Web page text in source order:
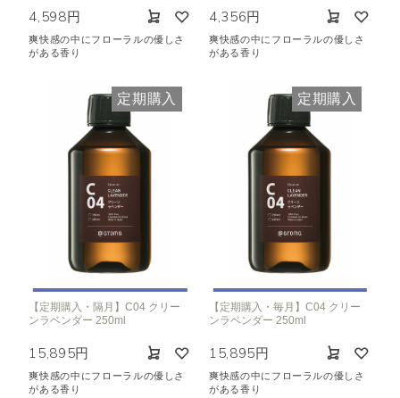
4,598円
爽快感の中にフローラルの優しさ
がある香り
4,356円
爽快感の中にフローラルの優しさ
がある香り
定期購入
【定期購入・隔月】C04 クリー
ンラベンダー 250ml
15,895円
爽快感の中にフローラルの優しさ
がある香り
定期購入
【定期購入・毎月】C04 クリー
ンラベンダー 250ml
15,895円
爽快感の中にフローラルの優しさ
がある香り